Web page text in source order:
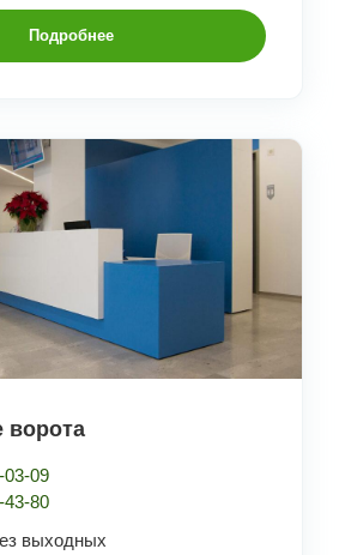
Подробнее
ворота
03-09
43-80
выходных